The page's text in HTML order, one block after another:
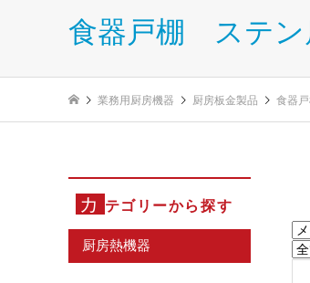
食器戸棚 ステ
業務用厨房機器 厨房板金製品 食器
カ テゴリーから探す
厨房熱機器